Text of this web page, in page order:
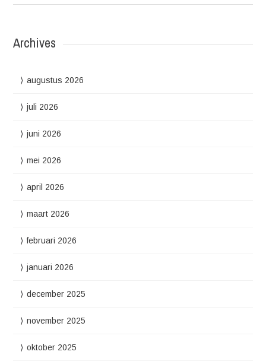
Archives
augustus 2026
juli 2026
juni 2026
mei 2026
april 2026
maart 2026
februari 2026
januari 2026
december 2025
november 2025
oktober 2025